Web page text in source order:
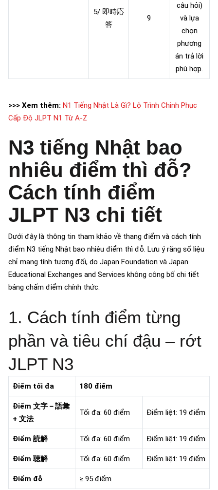
5/ 即時応
答
9
câu hỏi)
và lựa
chọn
phương
án trả lời
phù hợp.
>>> Xem thêm: N1 Tiếng Nhật Là Gì? Lộ Trình Chinh Phục
Cấp Độ JLPT N1 Từ A-Z
N3 tiếng Nhật bao
nhiêu điểm thì đỗ?
Cách tính điểm
JLPT N3 chi tiết
Dưới đây là thông tin tham khảo về thang điểm và cách tính
điểm N3 tiếng Nhật bao nhiêu điểm thì đỗ. Lưu ý rằng số liệu
chỉ mang tính tương đối, do Japan Foundation và Japan
Educational Exchanges and Services không công bố chi tiết
bảng chấm điểm chính thức.
1. Cách tính điểm từng
phần và tiêu chí đậu – rớt
JLPT N3
Điểm tối đa 180 điểm
Điểm 文字－語彙
+ 文法
Tối đa: 60 điểm Điểm liệt: 19 điểm
Điểm 読解 Tối đa: 60 điểm Điểm liệt: 19 điểm
Điểm 聴解 Tối đa: 60 điểm Điểm liệt: 19 điểm
Điểm đỗ ≥ 95 điểm